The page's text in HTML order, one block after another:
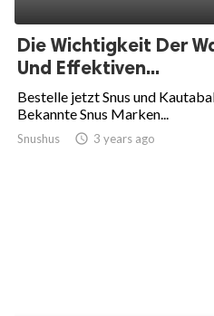
Die Wichtigkeit Der
Und Effektiven...
Bestelle jetzt Snus und
Bekannte Snus Marken...
Snushus access_time 3 years ago